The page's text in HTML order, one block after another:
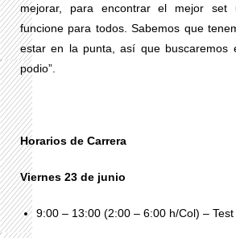
mejorar, para encontrar el mejor
funcione para todos. Sabemos que
estar en la punta, así que buscaremos
podio”.
Horarios de Carrera
Viernes 23 de junio
9:00 – 13:00 (2:00 – 6:00 h/Col) –